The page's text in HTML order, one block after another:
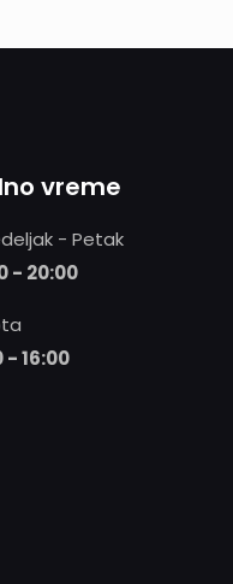
vreme
- Petak
- 20:00
- 16:00